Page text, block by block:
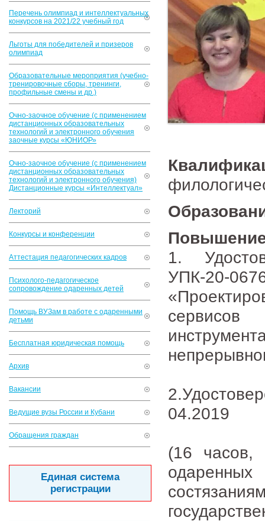
Перечень олимпиад и интеллектуальных
конкурсов на 2021/22 учебный год
Льготы для победителей и призеров
олимпиад
Образовательные мероприятия (учебно-
тренировочные сборы, тренинги,
профильные смены и др.)
Очно-заочное обучение (с применением
дистанционных образовательных
технологий и электронного обучения
заочные курсы «ЮНИОР»
Очно-заочное обучение (с применением
дистанционных образовательных
технологий и электронного обучения)
Дистанционные курсы «Интеллектуал»
Лекторий
Конкурсы и конференции
Аттестация педагогических кадров
Психолого-педагогическое
сопровождение одаренных детей
Помощь ВУЗам в работе с одаренными
детьми
Бесплатная юридическая помощь
Архив
Вакансии
Ведущие вузы России и Кубани
Обращения граждан
Единая система
регистрации
1.
УПК-20-
сервисов
04.2019
(16 часов,